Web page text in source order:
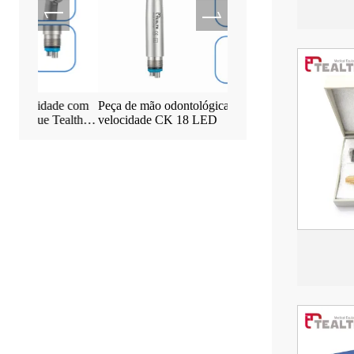
Peça de mão odontológica de alta
velocidade CK 18 LED
Máquina de Implante
EM-3 com Tela Sensível